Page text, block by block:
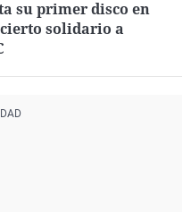
su primer disco en
solidario a